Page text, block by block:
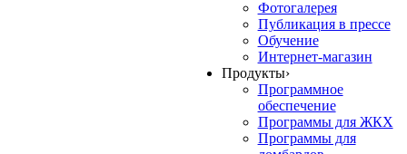
Фотогалерея
Публикация в прессе
Обучение
Интернет-магазин
Продукты›
Программное
обеспечение
Программы для ЖКХ
Программы для